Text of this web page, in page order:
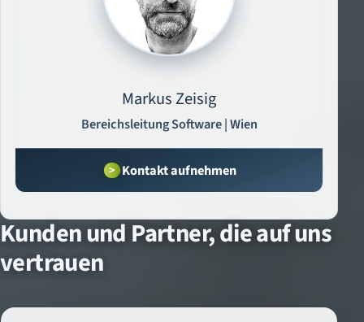
Markus Zeisig
Bereichsleitung Software | Wien
Kontakt aufnehmen
Kunden und Partner, die auf uns
vertrauen